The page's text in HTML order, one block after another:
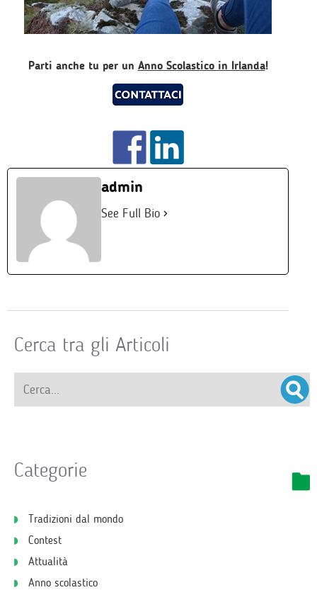
Parti anche tu per un Anno Scolastico in Irlanda!
admin
See Full Bio
Cerca tra gli Articoli
Categorie
Tradizioni dal mondo
Contest
Attualità
Anno scolastico